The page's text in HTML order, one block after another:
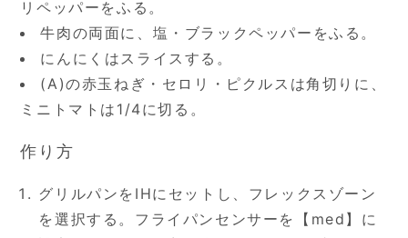
リペッパーをふる。
牛肉の両面に、塩・ブラックペッパーをふる。
にんにくはスライスする。
(A)の赤玉ねぎ・セロリ・ピクルスは角切りに、
ミニトマトは1/4に切る。
作り方
グリルパンをIHにセットし、フレックスゾーン
を選択する。フライパンセンサーを【med】に